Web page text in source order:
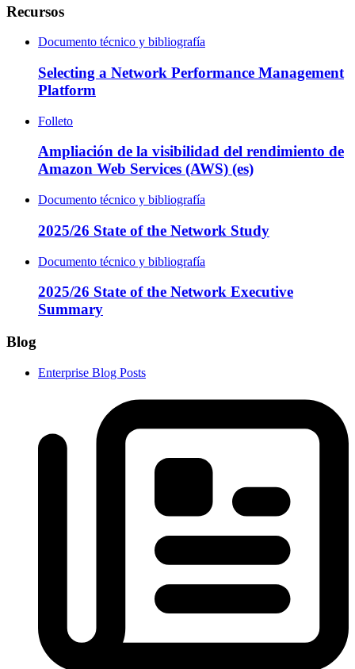
Recursos
Documento técnico y bibliografía
Selecting a Network Performance Management
Platform
Folleto
Ampliación de la visibilidad del rendimiento de
Amazon Web Services (AWS) (es)
Documento técnico y bibliografía
2025/26 State of the Network Study
Documento técnico y bibliografía
2025/26 State of the Network Executive
Summary
Blog
Enterprise Blog Posts